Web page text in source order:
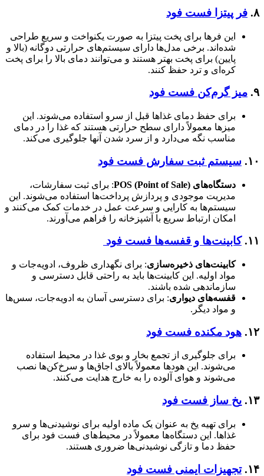
۸. فر پیتزا فست فود
این فرها برای پخت پیتزا به صورت یکنواخت و سریع طراحی
شده‌اند. برخی مدل‌ها دارای سیستم‌های حرارتی دوگانه (بالا و
پایین) برای پخت بهتر هستند و می‌توانند دمای بالا را برای پخت
کره‌ای و ترد حفظ کنند.
۹. میز گرم‌کن فست فود
برای حفظ دمای غذاها قبل از سرو استفاده می‌شوند. این
میزها معمولاً دارای سطح حرارتی هستند که غذا را در دمای
مناسب نگه می‌دارد و از سرد شدن آنها جلوگیری می‌کند.
۱۰. سیستم‌ ثبت سفارش فست فود
دستگاه‌های POS (Point of Sale)
: برای ثبت سفارشات،
مدیریت موجودی و پردازش پرداخت‌ها استفاده می‌شوند. این
سیستم‌ها به کارایی و سرعت عمل در خدمات کمک می‌کنند و
امکان ارتباط سریع با آشپزخانه را فراهم می‌آورند.
۱۱. کابینت‌ها و قفسه‌ها فست فود
کابینت‌های ذخیره‌سازی: برای نگهداری ظروف، ادویه‌جات و
مواد اولیه. این کابینت‌ها باید به راحتی قابل دسترسی و
سازماندهی شده باشند.
قفسه‌های دیواری: برای دسترسی آسان به ادویه‌جات، سس‌ها
و مواد دیگر.
۱۲. هود مکنده فست فود
برای جلوگیری از تجمع بخار و بوی غذا در محیط استفاده
می‌شوند. این هودها معمولاً بالای اجاق‌ها و سرخ‌کن‌ها نصب
می‌شوند و هوای آلوده را به خارج هدایت می‌کنند.
۱۳. یخ ساز فست فود
برای تهیه یخ به عنوان یک ماده اولیه برای نوشیدنی‌ها و سرو
غذاها. این دستگاه‌ها معمولاً در محیط‌های فست فود برای
حفظ دما و تازگی نوشیدنی‌ها ضروری هستند.
۱۴. تجهیزات ایمنی فست فود